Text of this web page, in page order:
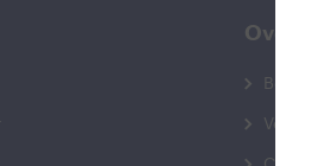
Over